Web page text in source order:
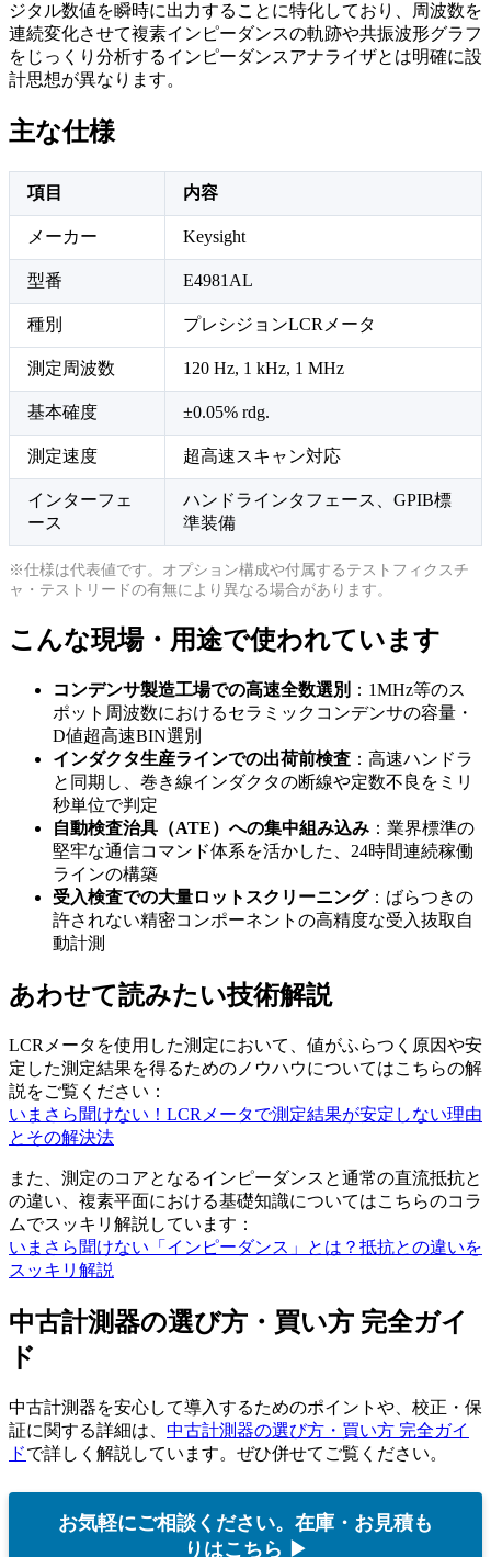
ジタル数値を瞬時に出力することに特化しており、周波数を
連続変化させて複素インピーダンスの軌跡や共振波形グラフ
をじっくり分析するインピーダンスアナライザとは明確に設
計思想が異なります。
主な仕様
項目 内容
メーカー Keysight
型番 E4981AL
種別 プレシジョンLCRメータ
測定周波数 120 Hz, 1 kHz, 1 MHz
基本確度 ±0.05% rdg.
測定速度 超高速スキャン対応
インターフェ
ース
ハンドラインタフェース、GPIB標
準装備
※仕様は代表値です。オプション構成や付属するテストフィクスチ
ャ・テストリードの有無により異なる場合があります。
こんな現場・用途で使われています
コンデンサ製造工場での高速全数選別 ：1MHz等のス
ポット周波数におけるセラミックコンデンサの容量・
D値超高速BIN選別
インダクタ生産ラインでの出荷前検査 ：高速ハンドラ
と同期し、巻き線インダクタの断線や定数不良をミリ
秒単位で判定
自動検査治具（ATE）への集中組み込み ：業界標準の
堅牢な通信コマンド体系を活かした、24時間連続稼働
ラインの構築
受入検査での大量ロットスクリーニング：ばらつきの
許されない精密コンポーネントの高精度な受入抜取自
動計測
あわせて読みたい技術解説
LCRメータを使用した測定において、値がふらつく原因や安
定した測定結果を得るためのノウハウについてはこちらの解
説をご覧ください：
いまさら聞けない！LCRメータで測定結果が安定しない理由
とその解決法
また、測定のコアとなるインピーダンスと通常の直流抵抗と
の違い、複素平面における基礎知識についてはこちらのコラ
ムでスッキリ解説しています：
いまさら聞けない「インピーダンス」とは？抵抗との違いを
スッキリ解説
中古計測器の選び方・買い方 完全ガイ
ド
中古計測器を安心して導入するためのポイントや、校正・保
証に関する詳細は、 中古計測器の選び方・買い方 完全ガイ
ドで詳しく解説しています。ぜひ併せてご覧ください。
お気軽にご相談ください。在庫・お見積も
りはこちら ▶